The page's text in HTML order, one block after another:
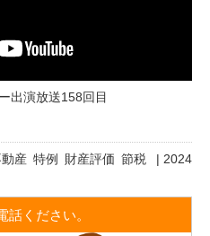
出演放送158回目
産 特例 財産評価 節税 | 2024
話ください。